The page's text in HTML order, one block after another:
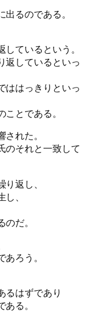
るのである。
ているという。
返しているといっ
ははっきりといっ
とである。
れた。
のそれと一致して
返し、
、
だ。
ろう。
るはずであり
る。